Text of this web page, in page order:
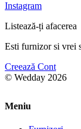
Instagram
Listează-ți afacerea
Esti furnizor si vrei
Creează Cont
© Wedday 2026
Meniu